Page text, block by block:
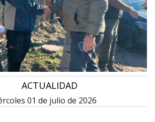
ACTUALIDAD
01 de julio de 2026